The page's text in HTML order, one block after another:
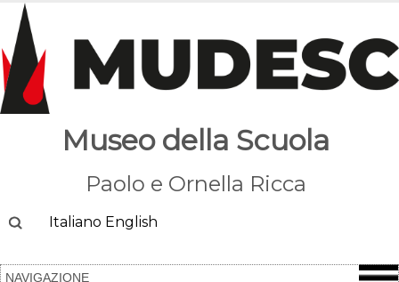
Museo della Scuola
Paolo e Ornella Ricca
CercaItaliano English